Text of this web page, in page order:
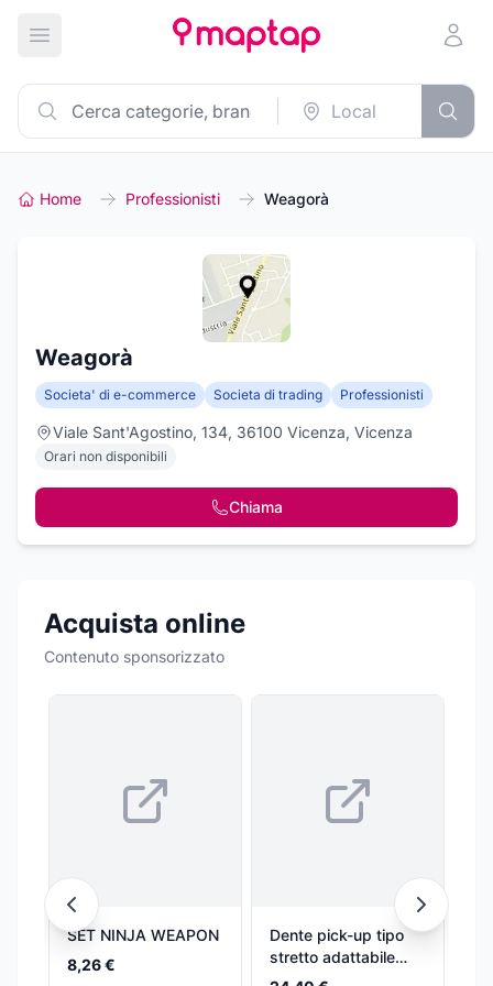
Apri menu principale
Home Professionisti Weagorà
Weagorà
Societa' di e-commerce Societa di trading Professionisti
Viale Sant'Agostino, 134, 36100 Vicenza, Vicenza
Orari non disponibili
Chiama
Acquista online
Contenuto sponsorizzato
SET NINJA WEAPON
8,26 €
Dente pick-up tipo
stretto adattabile
Welger